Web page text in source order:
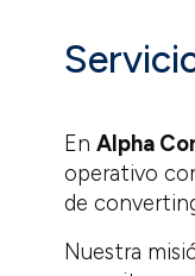
En Alpha
operativo
de
Nuestra